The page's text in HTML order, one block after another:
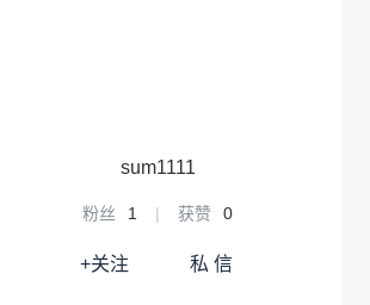
sum1111
粉丝 1 | 获赞 0
+关注 私 信